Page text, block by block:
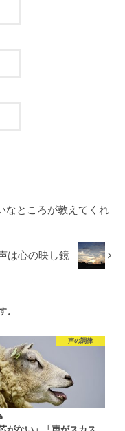
なところが教えてくれ
は心の映し鏡
。
声の調律